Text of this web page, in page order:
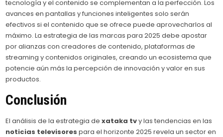
tecnología y el contenido se complementan a la perfección. Los
avances en pantallas y funciones inteligentes solo serán
efectivos si el contenido que se ofrece puede aprovecharlos al
máximo. La estrategia de las marcas para 2025 debe apostar
por alianzas con creadores de contenido, plataformas de
streaming y contenidos originales, creando un ecosistema que
potencie aún más la percepción de innovación y valor en sus
productos.
Conclusión
El análisis de la estrategia dexataka tvy las tendencias en las
noticias televisores para el horizonte 2025 revela un sector en